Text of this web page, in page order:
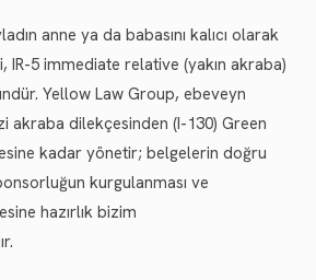
anne ya da babasını kalıcı olarak
IR-5 immediate relative (yakın akraba)
Yellow Law Group, ebeveyn
akraba dilekçesinden (I-130) Green
kadar yönetir; belgelerin doğru
kurgulanması ve
hazırlık bizim